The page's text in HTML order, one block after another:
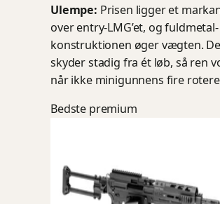
Ulempe: Prisen ligger et
over entry-LMG’et, og fuldmetal-
konstruktionen øger vægten.
skyder stadig fra ét løb, så ren
når ikke minigunnens fire
Bedste premium